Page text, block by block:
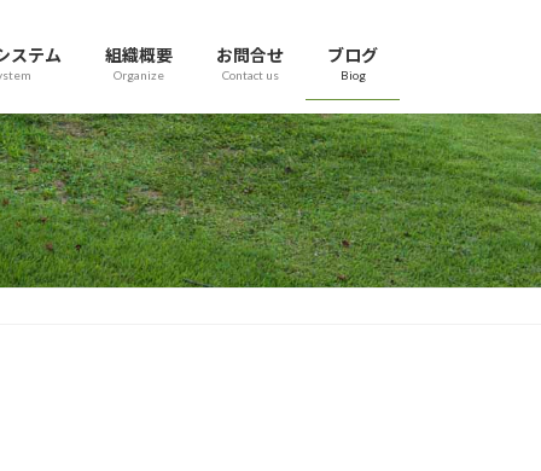
ステム 組織概要
Organize
お問合せ
Contact us
ブログ
Biog